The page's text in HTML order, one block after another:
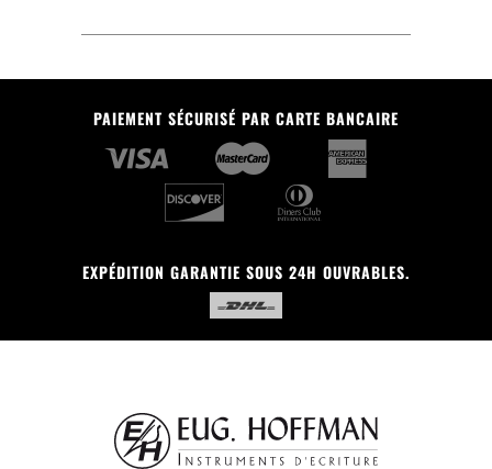
PAIEMENT SÉCURISÉ PAR CARTE BANCAIRE
EXPÉDITION GARANTIE SOUS 24H OUVRABLES.